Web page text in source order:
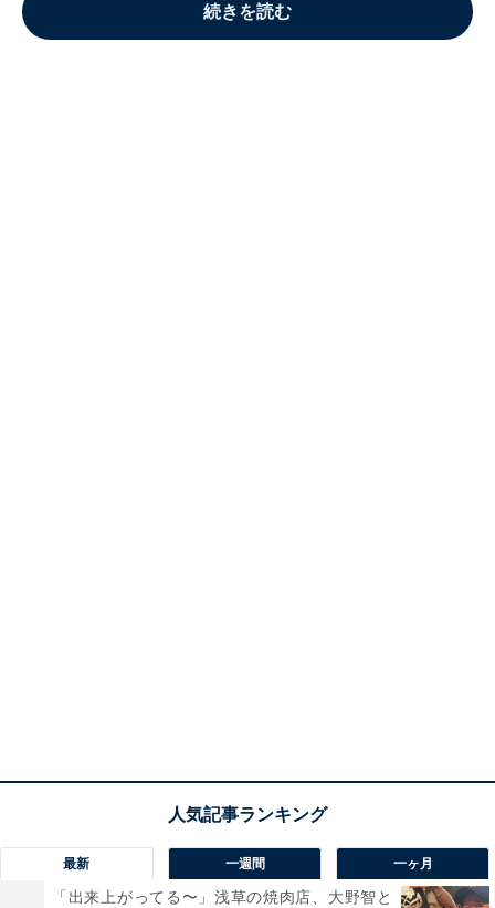
続きを読む
最新 一週間 一ヶ月
「出来上がってる〜」浅草の焼肉店、大野智と